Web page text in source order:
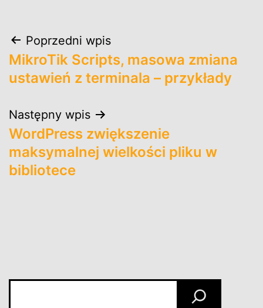
Nawigacja
wpisu
Poprzedni wpis
MikroTik Scripts, masowa zmiana
ustawień z terminala – przykłady
Następny wpis
WordPress zwiększenie
maksymalnej wielkości pliku w
bibliotece